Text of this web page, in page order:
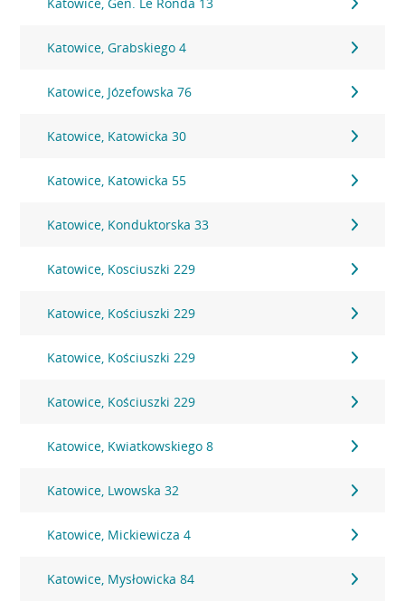
Katowice, Grabskiego 4
Katowice, Józefowska 76
Katowice, Katowicka 30
Katowice, Katowicka 55
Katowice, Konduktorska 33
Katowice, Kosciuszki 229
Katowice, Kościuszki 229
Katowice, Kościuszki 229
Katowice, Kościuszki 229
Katowice, Kwiatkowskiego 8
Katowice, Lwowska 32
Katowice, Mickiewicza 4
Katowice, Mysłowicka 84